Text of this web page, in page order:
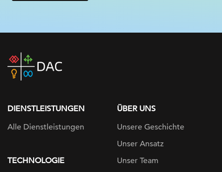
DAC
home
DIENSTLEISTUNGEN
Alle Dienstleistungen
TECHNOLOGIE
ÜBER UNS
Unsere Geschichte
Unser Ansatz
Unser Team